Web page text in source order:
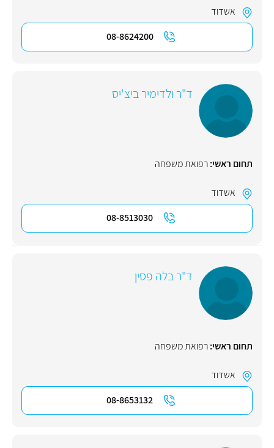
אשדוד
08-8624200
ד"ר ולדימיר ביצ'יס
תחום ראשי:רפואת משפחה
אשדוד
08-8513030
ד"ר בלה פסין
תחום ראשי:רפואת משפחה
אשדוד
08-8653132